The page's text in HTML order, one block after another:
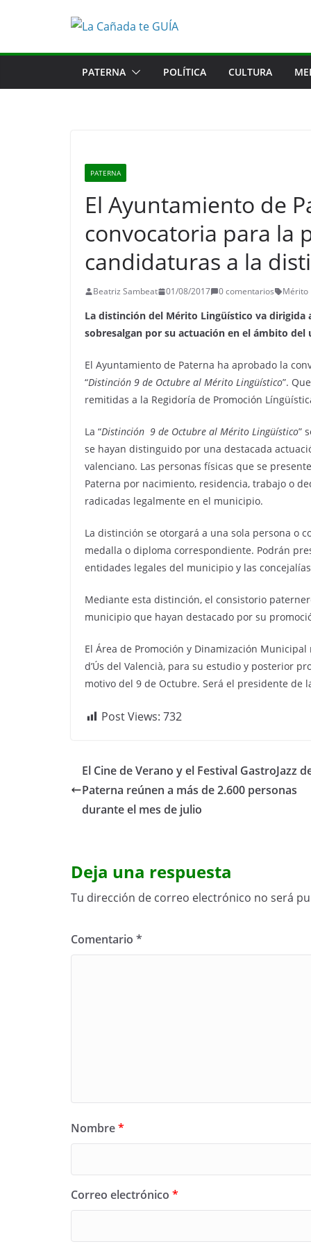
PATERNA POLÍTICA CULTURA
PATERNA
El Ayuntamiento de
convocatoria para la
candidaturas a la
Beatriz Sambeat 01/08/2017 0 comentarios Mérito
La distinción del Mérito Lingüístico va dirigida
sobresalgan por su actuación en el ámbito
El Ayuntamiento de Paterna ha aprobado la
“Distinción 9 de Octubre al Mérito Lingüístico”.
remitidas a la Regidoría de Promoción
La “Distinción 9 de Octubre al Mérito Lingüístico”
se hayan distinguido por una destacada
valenciano. Las personas físicas que se
Paterna por nacimiento, residencia, trabajo o
radicadas legalmente en el municipio.
La distinción se otorgará a una sola persona o
medalla o diploma correspondiente. Podrán
entidades legales del municipio y las
Mediante esta distinción, el consistorio
municipio que hayan destacado por su
El Área de Promoción y Dinamización
d’Ús del Valencià, para su estudio y posterior
motivo del 9 de Octubre. Será el presidente de
Post Views: 732
El Cine de Verano y el Festival GastroJazz
Paterna reúnen a más de 2.600 personas
durante el mes de julio
Deja una respuesta
Tu dirección de correo electrónico no será
Comentario *
Nombre*
Correo electrónico *